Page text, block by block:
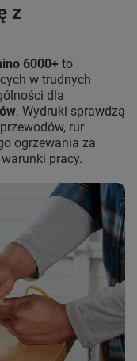
z
6000+ to
w trudnych
dla
. Wydruki sprawdzą
rur
ogrzewania za
pracy.